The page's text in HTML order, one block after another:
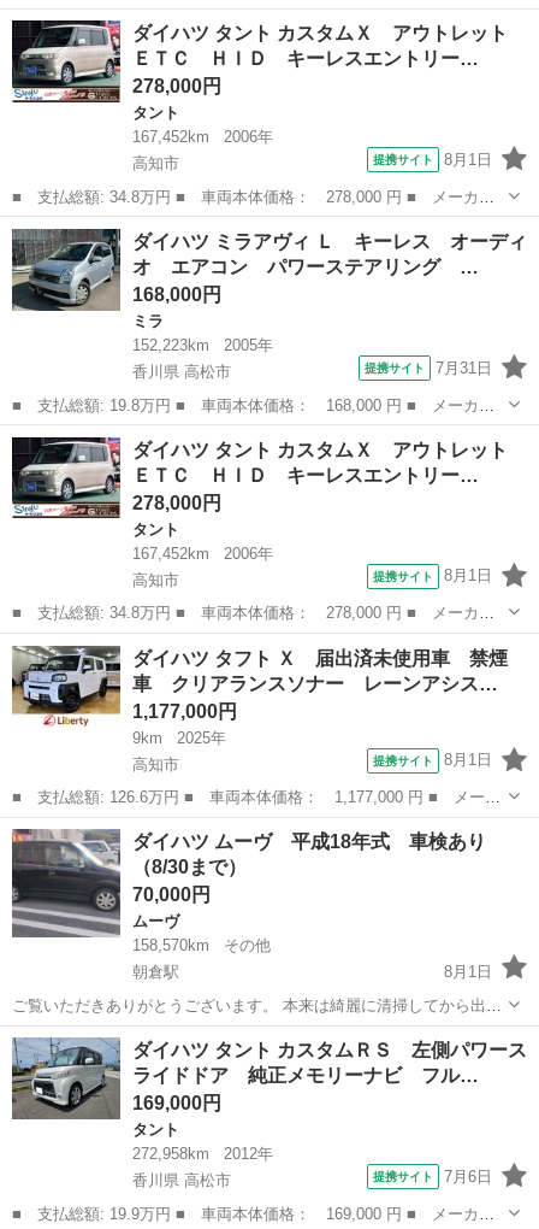
名： ダイハツ ■ 車種名： タント ■ グレード名： カスタム
Ｘ アウトレット ＥＴＣ ＨＩＤ キーレスエントリー 電動格納
ミラー ベンチ...
高知 高知市 タント
ダイハツ タント カスタムＸ アウトレット
ＥＴＣ ＨＩＤ キーレスエントリー…
278,000円
タント
167,452km
2006年
高知市
提携サイト 8月1日
■ 支払総額: 34.8万円 ■ 車両本体価格： 278,000 円 ■ メーカー
名： ダイハツ ■ 車種名： タント ■ グレード名： カスタム
Ｘ アウトレット ＥＴＣ ＨＩＤ キーレスエントリー 電動格納
ミラー ベンチ...
高知 高知市 タント ベンチシート
ダイハツ ミラアヴィ Ｌ キーレス オーディ
オ エアコン パワーステアリング …
168,000円
ミラ
152,223km
2005年
香川県 高松市
提携サイト 7月31日
■ 支払総額: 19.8万円 ■ 車両本体価格： 168,000 円 ■ メーカー
名： ダイハツ ■ 車種名： ミラアヴィ ■ グレード名： Ｌ キ
ーレス オーディオ エアコン パワーステアリング パワーウィン
ドウ エアバ...
香川 高松市 ミラ
ダイハツ タント カスタムＸ アウトレット
ＥＴＣ ＨＩＤ キーレスエントリー…
278,000円
タント
167,452km
2006年
高知市
提携サイト 8月1日
■ 支払総額: 34.8万円 ■ 車両本体価格： 278,000 円 ■ メーカー
名： ダイハツ ■ 車種名： タント ■ グレード名： カスタム
Ｘ アウトレット ＥＴＣ ＨＩＤ キーレスエントリー 電動格納
ミラー ベンチ...
高知 高知市 タント ベンチシート
ダイハツ タフト Ｘ 届出済未使用車 禁煙
車 クリアランスソナー レーンアシス…
1,177,000円
9km
2025年
高知市
提携サイト 8月1日
■ 支払総額: 126.6万円 ■ 車両本体価格： 1,177,000 円 ■ メーカ
ー名： ダイハツ ■ 車種名： タフト ■ グレード名： Ｘ 届出
済未使用車 禁煙車 クリアランスソナー レーンアシスト 衝突被
害軽減シ...
高知 高知市 ダイハツ
ダイハツ ムーヴ 平成18年式 車検あり
（8/30まで）
70,000円
ムーヴ
158,570km
その他
朝倉駅
8月1日
ご覧いただきありがとうございます。 本来は綺麗に清掃してから出品
したかったのですが、なかなか時間が取れないため現状での出品とな
ります。 その分、出品予定価格より少しお安くしております。 仕事が
忙しいため、話が早く決...
高知 高知市 朝倉駅 ムーヴ
ダイハツ タント カスタムＲＳ 左側パワース
ライドドア 純正メモリーナビ フル…
169,000円
タント
272,958km
2012年
香川県 高松市
提携サイト 7月6日
■ 支払総額: 19.9万円 ■ 車両本体価格： 169,000 円 ■ メーカー